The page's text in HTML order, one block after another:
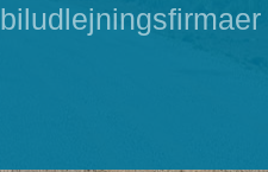
biludlejningsfirmaer